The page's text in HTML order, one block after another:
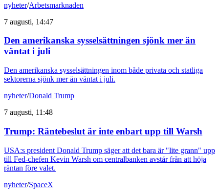
nyheter/Arbetsmarknaden
7 augusti, 14:47
Den amerikanska sysselsättningen sjönk mer än
väntat i juli
Den amerikanska sysselsättningen inom både privata och statliga
sektorerna sjönk mer än väntat i juli.
nyheter/Donald Trump
7 augusti, 11:48
Trump: Räntebeslut är inte enbart upp till Warsh
USA:s president Donald Trump säger att det bara är "lite grann" upp
till Fed-chefen Kevin Warsh om centralbanken avstår från att höja
räntan före valet.
nyheter/SpaceX